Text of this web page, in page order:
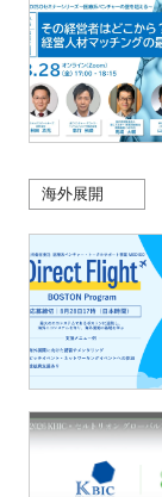
海外展開